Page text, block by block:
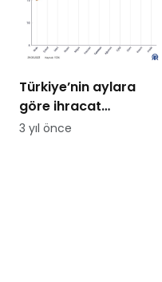
Türkiye’nin aylara
göre ihracat
rakamları
3 yıl önce